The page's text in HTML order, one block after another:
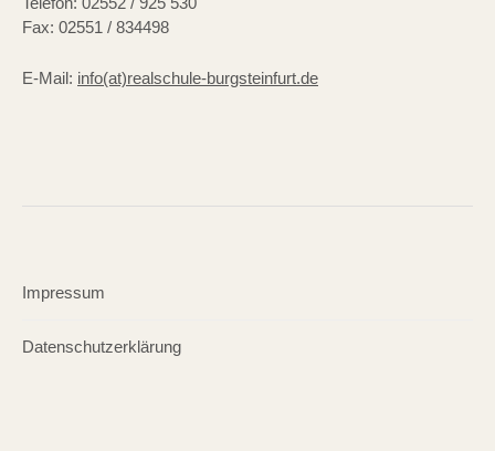
Telefon: 02552 / 925 530
Fax: 02551 / 834498
E-Mail: info(at)realschule-burgsteinfurt.de
Impressum
Datenschutzerklärung